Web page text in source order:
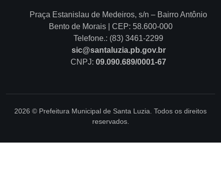
Praça Estanislau de Medeiros, s/n – Bairro Antônio
Bento de Morais | CEP: 58.600-000
Telefone.: (83) 3461-2299
sic@santaluzia.pb.gov.br
CNPJ: 09.090.689/0001-67
2026 © Prefeitura Municipal de Santa Luzia. Todos os direitos
reservados.